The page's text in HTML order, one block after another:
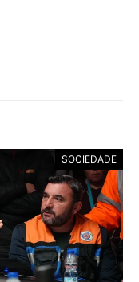
SOCIEDADE